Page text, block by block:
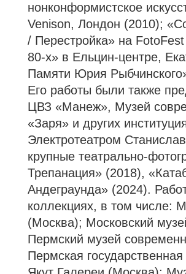
нонконформистское
Venison, Лондон (2010);
/ Перестройка» на
80-х» в Ельцин-центре,
Памяти Юрия
Его работы были также
ЦВЗ «Манеж», Музей
«Заря» и других
Электротеатром
крупные театрально-
Трепанация» (2018),
Андеграунда» (2024).
коллекциях, в том числе:
(Москва); Московский
Пермский музей
Пермская